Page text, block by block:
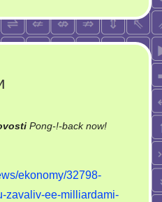
Pong-!-back now!on
ekonomy/32798-
zavaliv-ee-milliardami-